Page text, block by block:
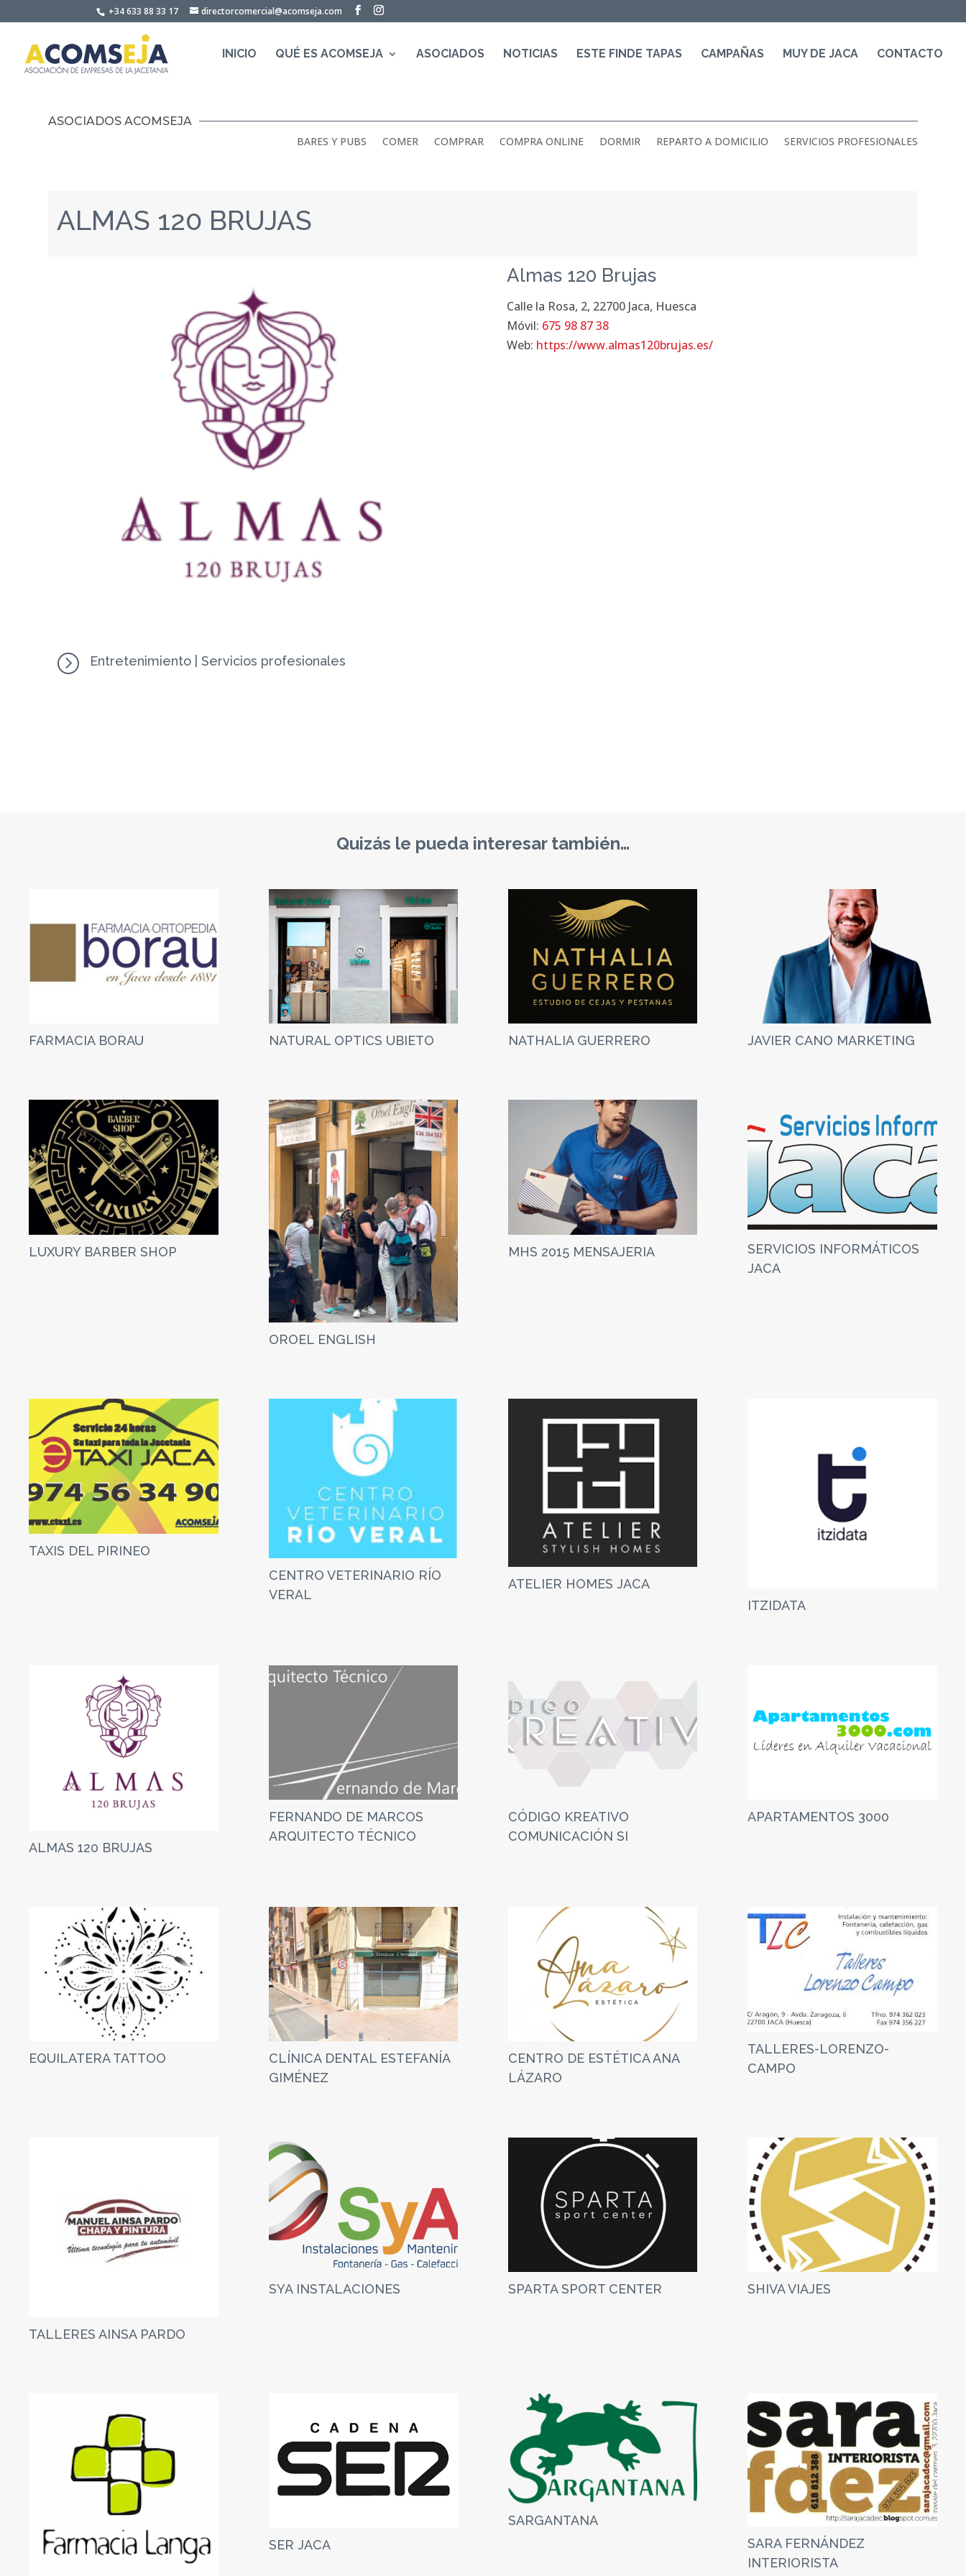
to
+34 633 88 33 17 directorcomercial@acomseja.com
INICIO QUÉ ES ACOMSEJA ASOCIADOS NOTICIAS ESTE FINDE TAPAS CAMPAÑAS MUY DE JACA CONTACTO
ASOCIADOS ACOMSEJA
BARES Y PUBS
COMER COMPRAR COMPRA ONLINE DORMIR REPARTO A DOMICILIO SERVICIOS PROFESIONALES
ALMAS 120 BRUJAS
= Entretenimiento| Servicios profesionales
Almas 120 Brujas
Calle la Rosa, 2, 22700 Jaca, Huesca
Móvil: 675 98 87 38
Web: https://www.almas120brujas.es/
Quizás le pueda interesar también…
FARMACIA BORAU NATURAL OPTICS UBIETO NATHALIA GUERRERO JAVIER CANO MARKETING
LUXURY BARBER SHOP
OROEL ENGLISH
MHS 2015 MENSAJERIA
SERVICIOS INFORMÁTICOS
JACA
TAXIS DEL PIRINEO
CENTRO VETERINARIO RÍO
VERAL
ATELIER HOMES JACA
ITZIDATA
ALMAS 120 BRUJAS
FERNANDO DE MARCOS
ARQUITECTO TÉCNICO
CÓDIGO KREATIVO
COMUNICACIÓN SI
APARTAMENTOS 3000
EQUILATERA TATTOO
CLÍNICA DENTAL ESTEFANÍA
GIMÉNEZ
CENTRO DE ESTÉTICA ANA
LÁZARO
TALLERES-LORENZO-
CAMPO
TALLERES AINSA PARDO
SYA INSTALACIONES SPARTA SPORT CENTER SHIVA VIAJES
SER JACA
SARGANTANA
SARA FERNÁNDEZ
INTERIORISTA